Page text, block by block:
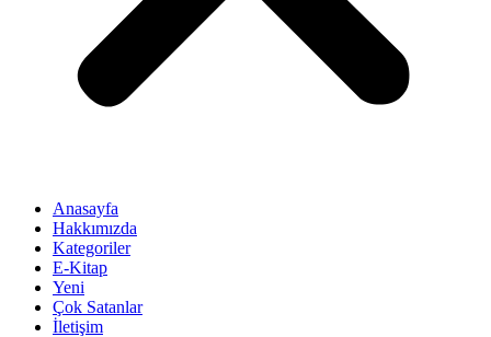
Anasayfa
Hakkımızda
Kategoriler
E-Kitap
Yeni
Çok Satanlar
İletişim